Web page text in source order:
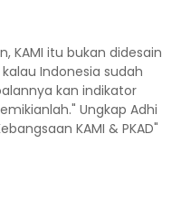
KAMI itu bukan didesain
Indonesia sudah
kan indikator
Ungkap Adhi
KAMI & PKAD"